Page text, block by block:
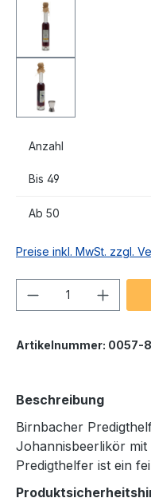
Anzahl
Bis 49
Ab 50
Preise inkl. MwSt. zzgl.
Produkt
Artikelnummer: 0057-
Beschreibung
Birnbacher
Johannisbeerlikör
Predigthelfer ist ein